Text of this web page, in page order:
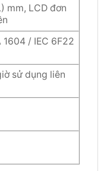
mm, LCD đơn
1604 / IEC 6F22
sử dụng liên